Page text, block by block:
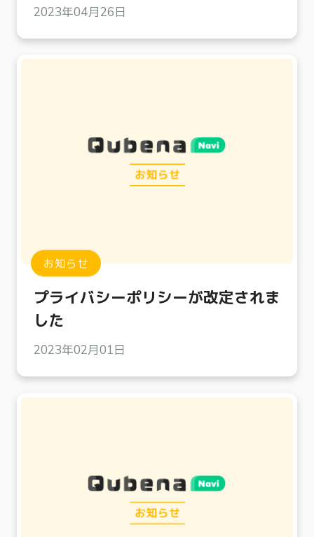
2023年04月26日
お知らせ
プライバシーポリシーが改定されま
した
2023年02月01日